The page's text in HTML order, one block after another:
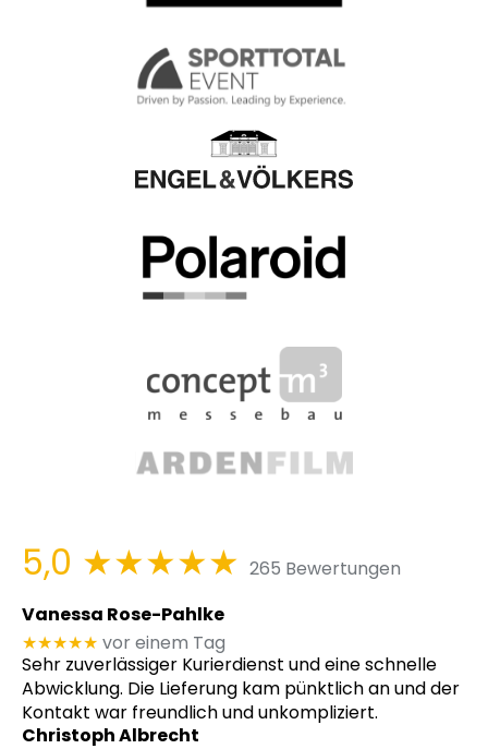
5,0 ★★★★★ 265 Bewertungen
Vanessa Rose-Pahlke
★★★★★ vor einem Tag
Sehr zuverlässiger Kurierdienst und eine schnelle
Abwicklung. Die Lieferung kam pünktlich an und der
Kontakt war freundlich und unkompliziert.
Christoph Albrecht